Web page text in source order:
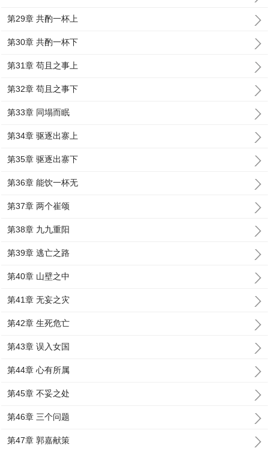
第29章 共酌一杯上
第30章 共酌一杯下
第31章 苟且之事上
第32章 苟且之事下
第33章 同塌而眠
第34章 驱逐出寨上
第35章 驱逐出寨下
第36章 能饮一杯无
第37章 两个崔颂
第38章 九九重阳
第39章 逃亡之路
第40章 山壁之中
第41章 无妄之灾
第42章 生死危亡
第43章 误入女国
第44章 心有所属
第45章 不妥之处
第46章 三个问题
第47章 郭嘉献策